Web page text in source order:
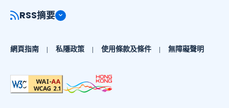
RSS摘要
網頁指南 私隱政策 使用條款及條件 無障礙聲明